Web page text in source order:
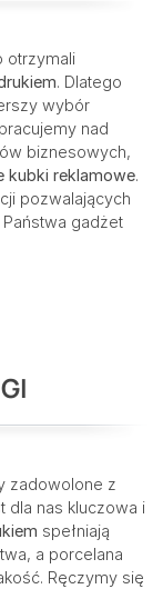
otrzymali
. Dlatego
wybór
nad
biznesowych,
kubki reklamowe.
pozwalających
gadżet
zadowolone z
dla nas kluczowa i
spełniają
a porcelana
Ręczymy się